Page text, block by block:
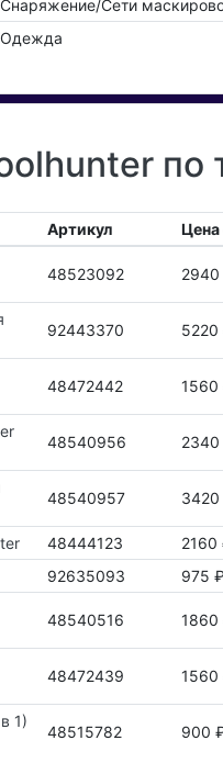
Сети
Одежда
по
Артикул Цена
48523092 2940
92443370 5220
48472442 1560
48540956 2340
48540957 3420
48444123 2160
92635093 975 ₽
48540516 1860
48472439 1560
1)
48515782 900